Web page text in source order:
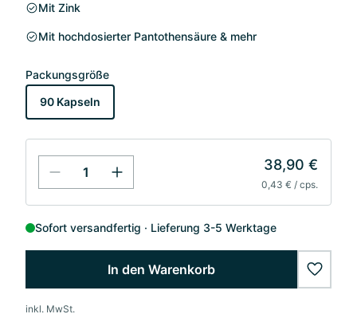
Mit Zink
Mit hochdosierter Pantothensäure & mehr
Packungsgröße
90 Kapseln
38,90 €
0,43 € / cps.
Sofort versandfertig Lieferung 3-5 Werktage
In den Warenkorb
inkl. MwSt.